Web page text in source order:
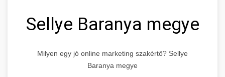
Sellye Baranya megye
Milyen egy jó online marketing szakértő? Sellye
Baranya megye